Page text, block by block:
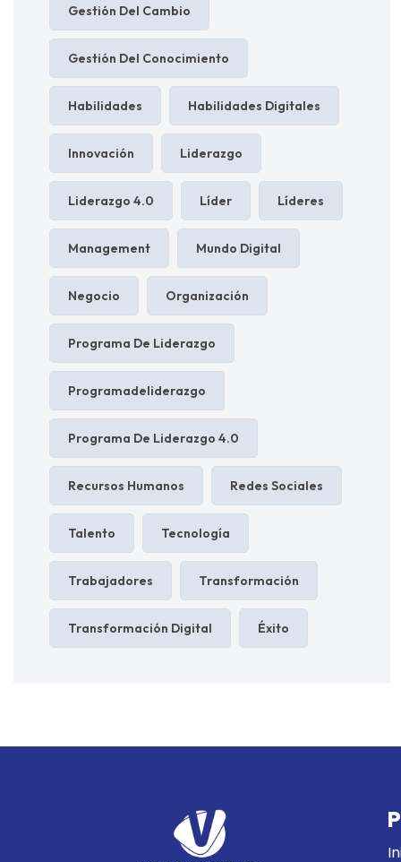
Gestión Del Cambio
Gestión Del Conocimiento
Habilidades Habilidades Digitales
Innovación Liderazgo
Liderazgo 4.0 Líder Líderes
Management Mundo Digital
Negocio Organización
Programa De Liderazgo
Programadeliderazgo
Programa De Liderazgo 4.0
Recursos Humanos Redes Sociales
Talento Tecnología
Trabajadores Transformación
Transformación Digital Éxito